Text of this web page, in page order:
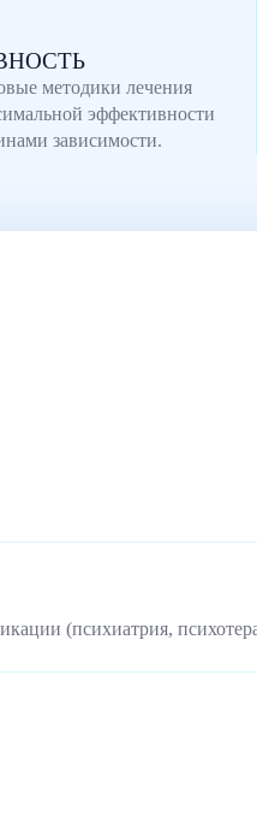
методики лечения
эффективности
зависимости.
(психиатрия,